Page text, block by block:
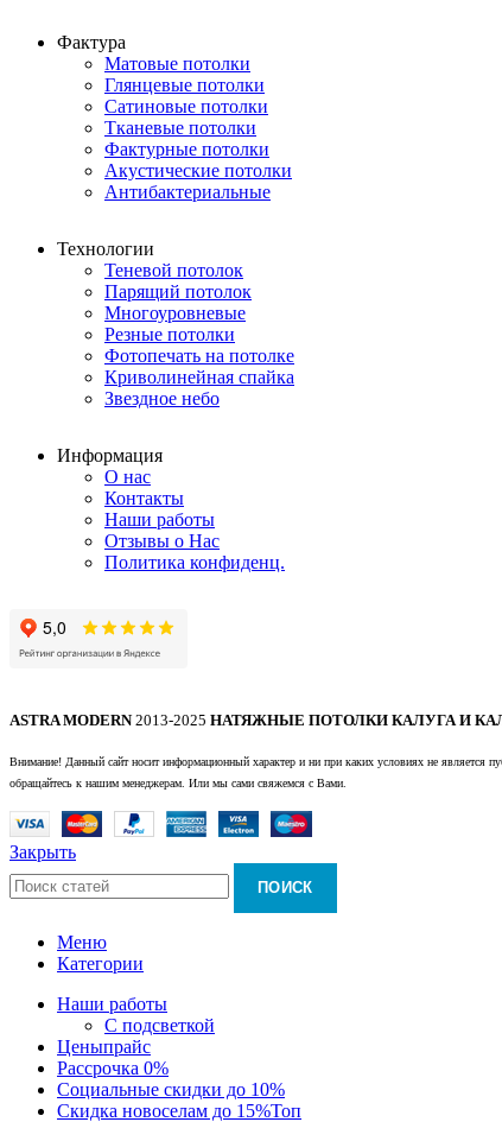
Фактура
Матовые потолки
Глянцевые потолки
Сатиновые потолки
Тканевые потолки
Фактурные потолки
Акустические потолки
Антибактериальные
Технологии
Теневой потолок
Парящий потолок
Многоуровневые
Резные потолки
Фотопечать на потолке
Криволинейная спайка
Звездное небо
Информация
О нас
Контакты
Наши работы
Отзывы о Нас
Политика конфиденц.
ASTRA MODERN2013-2025 НАТЯЖНЫЕ ПОТОЛКИ КАЛУГА И
Внимание! Данный сайт носит информационный характер и ни при каких условиях не является
обращайтесь к нашим менеджерам. Или мы сами свяжемся с Вами.
Закрыть
ПОИСК
Меню
Категории
Наши работы
С подсветкой
Ценыпрайс
Рассрочка 0%
Социальные скидки до 10%
Скидка новоселам до 15%Топ